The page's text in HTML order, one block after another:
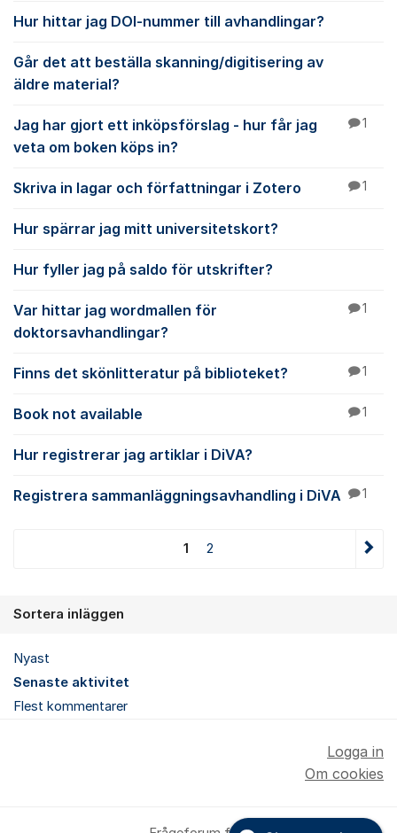
Hur hittar jag DOI-nummer till avhandlingar?
Går det att beställa skanning/digitisering av
äldre material?
Jag har gjort ett inköpsförslag - hur får jag
veta om boken köps in?
1
Skriva in lagar och författningar i Zotero 1
Hur spärrar jag mitt universitetskort?
Hur fyller jag på saldo för utskrifter?
Var hittar jag wordmallen för
doktorsavhandlingar?
1
Finns det skönlitteratur på biblioteket? 1
Book not available 1
Hur registrerar jag artiklar i DiVA?
Registrera sammanläggningsavhandling i DiVA 1
1 2
Sortera inläggen
Nyast
Senaste aktivitet
Flest kommentarer
Logga in
Om cookies